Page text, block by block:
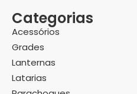
Categorias
Acessórios
Grades
Lanternas
Latarias